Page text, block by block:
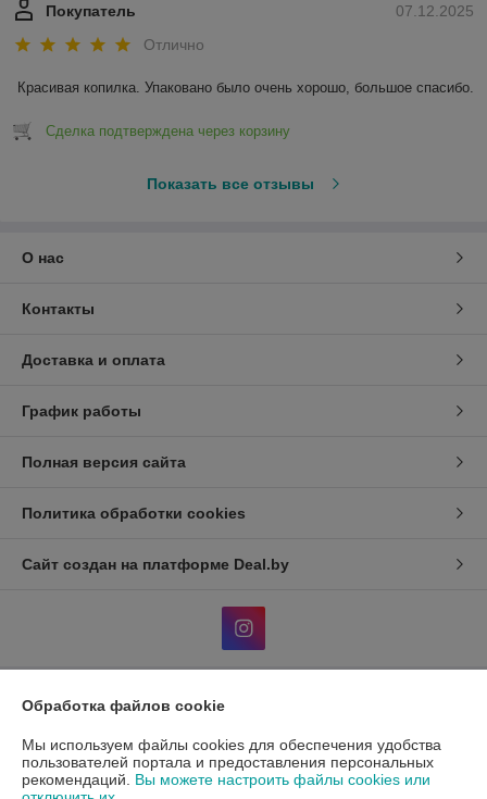
07.12.2025
Покупатель
Отлично
Красивая копилка. Упаковано было очень хорошо, большое спасибо.
Сделка подтверждена через корзину
Показать все отзывы
О нас
Контакты
Доставка и оплата
График работы
Полная версия сайта
Политика обработки cookies
Сайт создан на платформе Deal.by
Информация для покупателя
Индивидуальный предприниматель:ИП Гавриленко Светлана
Михайловна
Пушкина 22а/5
Обработка файлов cookie
Мы используем файлы cookies для обеспечения удобства
пользователей портала и предоставления персональных
рекомендаций. Вы можете настроить файлы cookies или